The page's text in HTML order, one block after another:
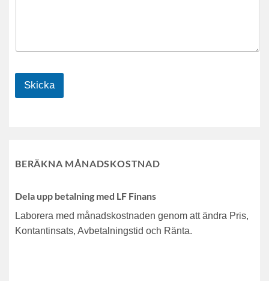
Skicka
BERÄKNA MÅNADSKOSTNAD
Dela upp betalning med LF Finans
Laborera med månadskostnaden genom att ändra Pris,
Kontantinsats, Avbetalningstid och Ränta.